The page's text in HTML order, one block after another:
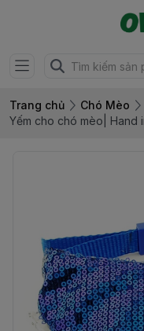
Trang chủ Chó Mèo
Yếm cho chó mèo| Hand